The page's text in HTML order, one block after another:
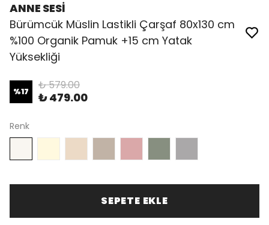
ANNE SESİ
Bürümcük Müslin Lastikli Çarşaf 80x130 cm
%100 Organik Pamuk +15 cm Yatak
Yüksekliği
%17 ₺ 579.00
₺ 479.00
Renk
SEPETE EKLE